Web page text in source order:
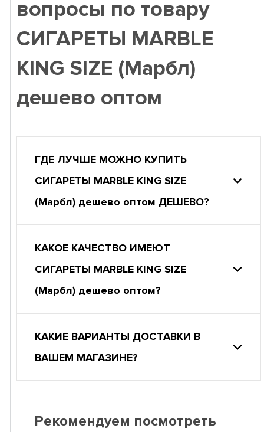
вопросы по товару
СИГАРЕТЫ MARBLE
KING SIZE (Марбл)
дешево оптом
ГДЕ ЛУЧШЕ МОЖНО КУПИТЬ
СИГАРЕТЫ MARBLE KING SIZE
(Марбл) дешево оптом ДЕШЕВО?
КАКОЕ КАЧЕСТВО ИМЕЮТ
СИГАРЕТЫ MARBLE KING SIZE
(Марбл) дешево оптом?
КАКИЕ ВАРИАНТЫ ДОСТАВКИ В
ВАШЕМ МАГАЗИНЕ?
Рекомендуем посмотреть